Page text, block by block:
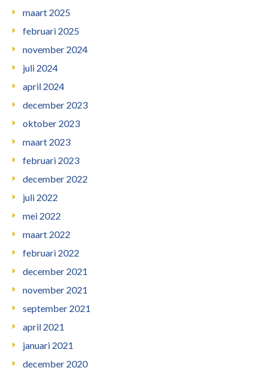
maart 2025
februari 2025
november 2024
juli 2024
april 2024
december 2023
oktober 2023
maart 2023
februari 2023
december 2022
juli 2022
mei 2022
maart 2022
februari 2022
december 2021
november 2021
september 2021
april 2021
januari 2021
december 2020